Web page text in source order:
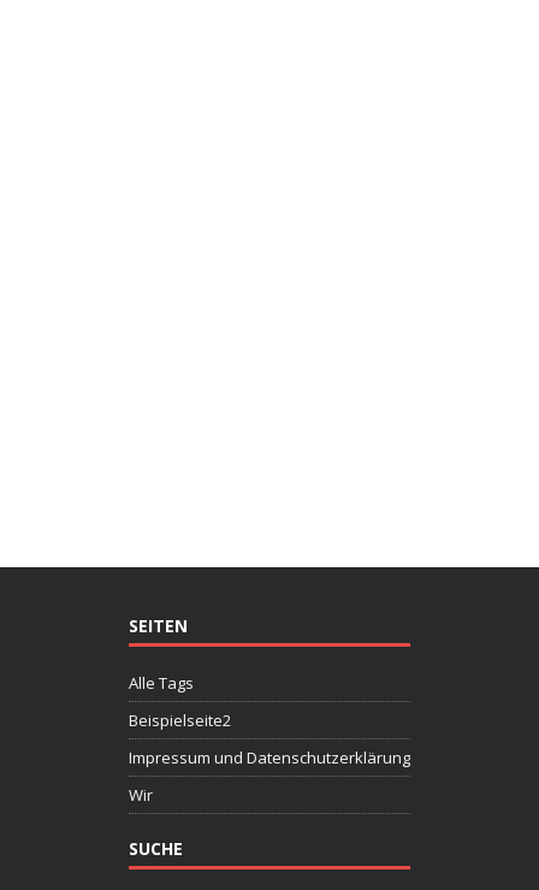
SEITEN
Alle Tags
Beispielseite2
Impressum und Datenschutzerklärung
Wir
SUCHE